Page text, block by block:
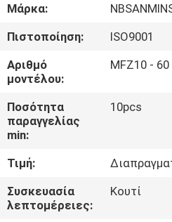
ΠΟΙΟΤΙΚΌΣ
ΈΛΕΓΧΟΣ
ΜΑΣ
ΕΛΆΤΕ
ΕΠΑΦΉ
ΜΕ
Μάρκα:
Πιστοποίηση:
ISO9001
Αριθμό
μοντέλου:
MFZ10 - 60
Ποσότητα
παραγγελίας
min:
10pcs
Τιμή:
Συσκευασία
λεπτομέρειες:
Κουτί